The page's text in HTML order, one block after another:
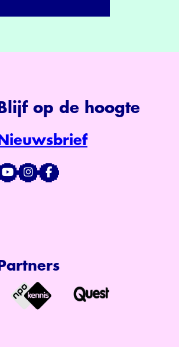
Blijf op de hoogte
Nieuwsbrief
Partners